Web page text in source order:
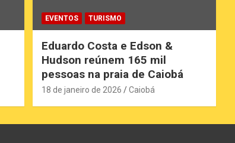
EVENTOS TURISMO
Eduardo Costa e Edson &
Hudson reúnem 165 mil
pessoas na praia de Caiobá
18 de janeiro de 2026 Caiobá